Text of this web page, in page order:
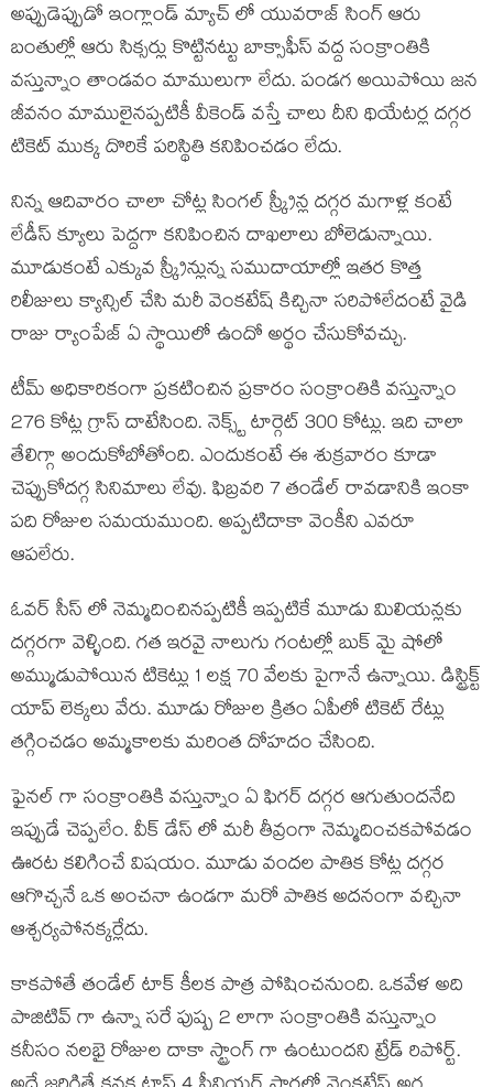
అప్పుడెప్పుడో ఇంగ్లాండ్ మ్యాచ్ లో యువరాజ్ సింగ్ ఆరు
బంతుల్లో ఆరు సిక్సర్లు కొట్టినట్టు బాక్సాఫీస్ వద్ద సంక్రాంతికి
వస్తున్నాం తాండవం మాములుగా లేదు. పండగ అయిపోయి జన
జీవనం మాములైనప్పటికీ వీకెండ్ వస్తే చాలు దీని థియేటర్ల దగ్గర
టికెట్ ముక్క దొరికే పరిస్థితి కనిపించడం లేదు.
నిన్న ఆదివారం చాలా చోట్ల సింగల్ స్క్రీన్ల దగ్గర మగాళ్ల కంటే
లేడీస్ క్యూలు పెద్దగా కనిపించిన దాఖలాలు బోలెడున్నాయి.
మూడుకంటే ఎక్కువ స్క్రీన్లున్న సముదాయాల్లో ఇతర కొత్త
రిలీజులు క్యాన్సిల్ చేసి మరీ వెంకటేష్ కిచ్చినా సరిపోలేదంటే వైడి
రాజు ర్యాంపేజ్ ఏ స్థాయిలో ఉందో అర్థం చేసుకోవచ్చు.
టీమ్ అధికారికంగా ప్రకటించిన ప్రకారం సంక్రాంతికి వస్తున్నాం
276 కోట్ల గ్రాస్ దాటేసింది. నెక్స్ట్ టార్గెట్ 300 కోట్లు. ఇది చాలా
తేలిగ్గా అందుకోబోతోంది. ఎందుకంటే ఈ శుక్రవారం కూడా
చెప్పుకోదగ్గ సినిమాలు లేవు. ఫిబ్రవరి 7 తండేల్ రావడానికి ఇంకా
పది రోజుల సమయముంది. అప్పటిదాకా వెంకీని ఎవరూ
ఆపలేరు.
ఓవర్ సీస్ లో నెమ్మదించినప్పటికీ ఇప్పటికే మూడు మిలియన్లకు
దగ్గరగా వెళ్ళింది. గత ఇరవై నాలుగు గంటల్లో బుక్ మై షోలో
అమ్ముడుపోయిన టికెట్లు 1 లక్ష 70 వేలకు పైగానే ఉన్నాయి. డిస్ట్రిక్ట్
యాప్ లెక్కలు వేరు. మూడు రోజుల క్రితం ఏపీలో టికెట్ రేట్లు
తగ్గించడం అమ్మకాలకు మరింత దోహదం చేసింది.
ఫైనల్ గా సంక్రాంతికి వస్తున్నాం ఏ ఫిగర్ దగ్గర ఆగుతుందనేది
ఇప్పుడే చెప్పలేం. వీక్ డేస్ లో మరీ తీవ్రంగా నెమ్మదించకపోవడం
ఊరట కలిగించే విషయం. మూడు వందల పాతిక కోట్ల దగ్గర
ఆగొచ్చనే ఒక అంచనా ఉండగా మరో పాతిక అదనంగా వచ్చినా
ఆశ్చర్యపోనక్కర్లేదు.
కాకపోతే తండేల్ టాక్ కీలక పాత్ర పోషించనుంది. ఒకవేళ అది
పాజిటివ్ గా ఉన్నా సరే పుష్ప 2 లాగా సంక్రాంతికి వస్తున్నాం
కనీసం నలభై రోజుల దాకా స్ట్రాంగ్ గా ఉంటుందని ట్రేడ్ రిపోర్ట్.